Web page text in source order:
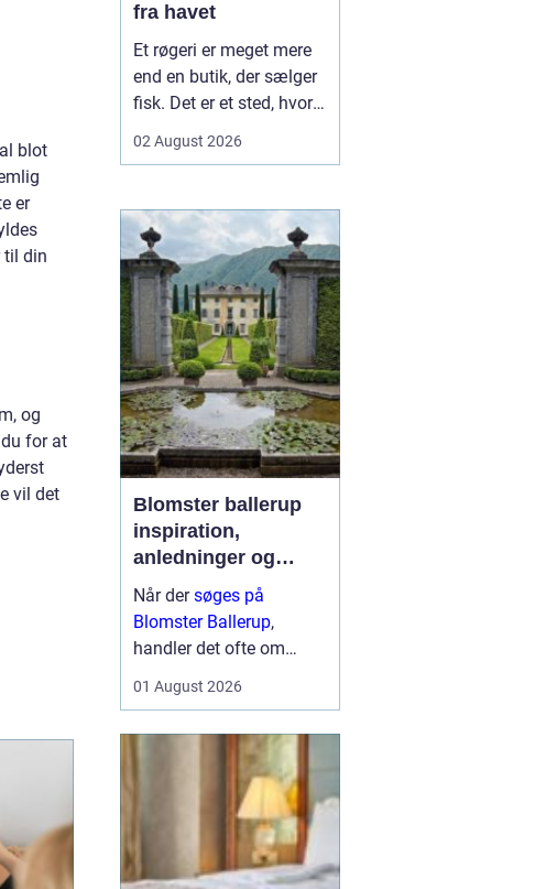
blot
er
til din
og
for at
vil det
fra havet
Et røgeri er meget mere
end en butik, der sælger
fisk. Det er et sted, hvor
håndværkstraditioner
lokal kultur. Her
forvandles fisk fra havet
til røgede delikatesser
med dyb sm...
02 August 2026
Blomster ballerup
inspiration,
anledninger og
lokale muligheder
Når dersøges på
Blomster Ballerup,
handler det ofte om
hurtig buket. Blomster
livets største øjeblikke,
sige farvel på en værdig
måde eller skabe hygge i
01 August 2026